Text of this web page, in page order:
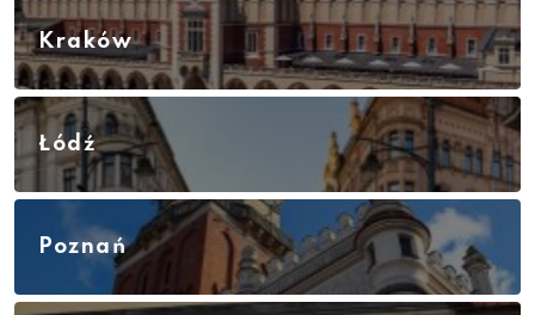
Kraków
Łódź
Poznań